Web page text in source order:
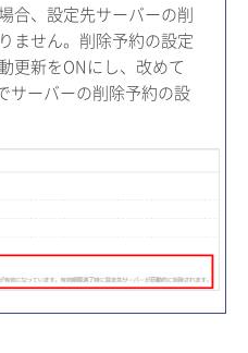
合、設定先サーバーの削
ません。削除予約の設定
更新をONにし、改めて
サーバーの削除予約の設